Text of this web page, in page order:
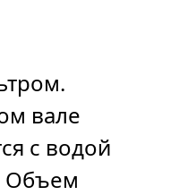
вале
с водой
Объем